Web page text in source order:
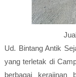
Ud. Bintang Antik
yang terletak di
berbagai kerajinan